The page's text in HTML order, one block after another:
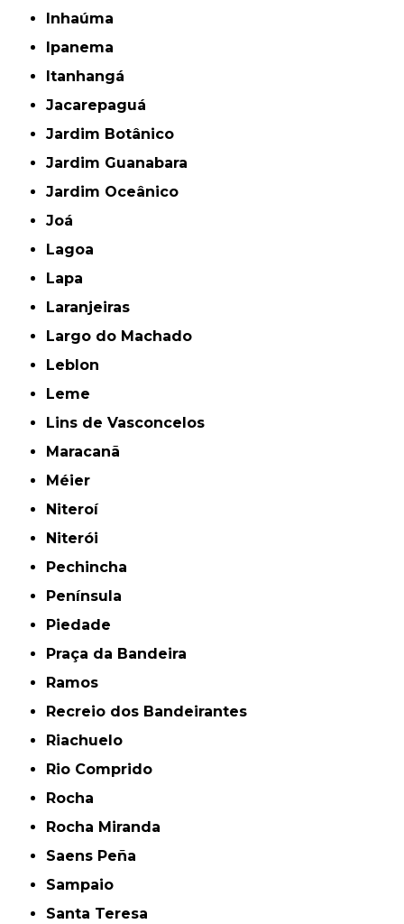
Inhaúma
Ipanema
Itanhangá
Jacarepaguá
Jardim Botânico
Jardim Guanabara
Jardim Oceânico
Joá
Lagoa
Lapa
Laranjeiras
Largo do Machado
Leblon
Leme
Lins de Vasconcelos
Maracanã
Méier
Niteroí
Niterói
Pechincha
Península
Piedade
Praça da Bandeira
Ramos
Recreio dos Bandeirantes
Riachuelo
Rio Comprido
Rocha
Rocha Miranda
Saens Peña
Sampaio
Santa Teresa